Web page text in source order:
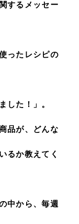
するメッセー
ったレシピの
した！」。
品が、どんな
るか教えてく
中から、毎週